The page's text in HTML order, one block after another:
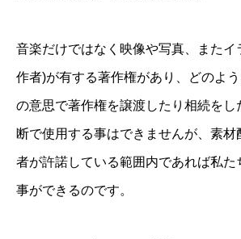
音楽だけではなく映像や写真、またイ
作者)が有する著作権があり、どのよ
の意思で著作権を譲渡したり相続をし
断で使用する事はできませんが、素
者が許諾している範囲内であれば私た
事ができるのです。